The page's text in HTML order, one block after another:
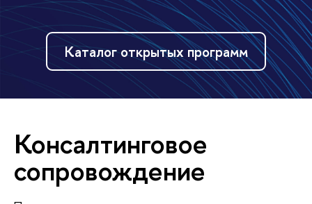
Каталог открытых программ
Консалтинговое
сопровождение